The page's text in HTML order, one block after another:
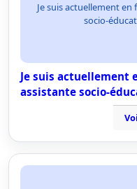
Je suis actuellement
socio-
Je suis actuellement
assistante socio-